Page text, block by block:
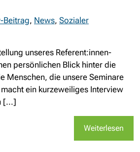
Beitrag, News, Sozialer
unseres Referent:innen-
persönlichen Blick hinter die
Menschen, die unsere Seminare
ein kurzeweiliges Interview
[...]
Weiterlesen